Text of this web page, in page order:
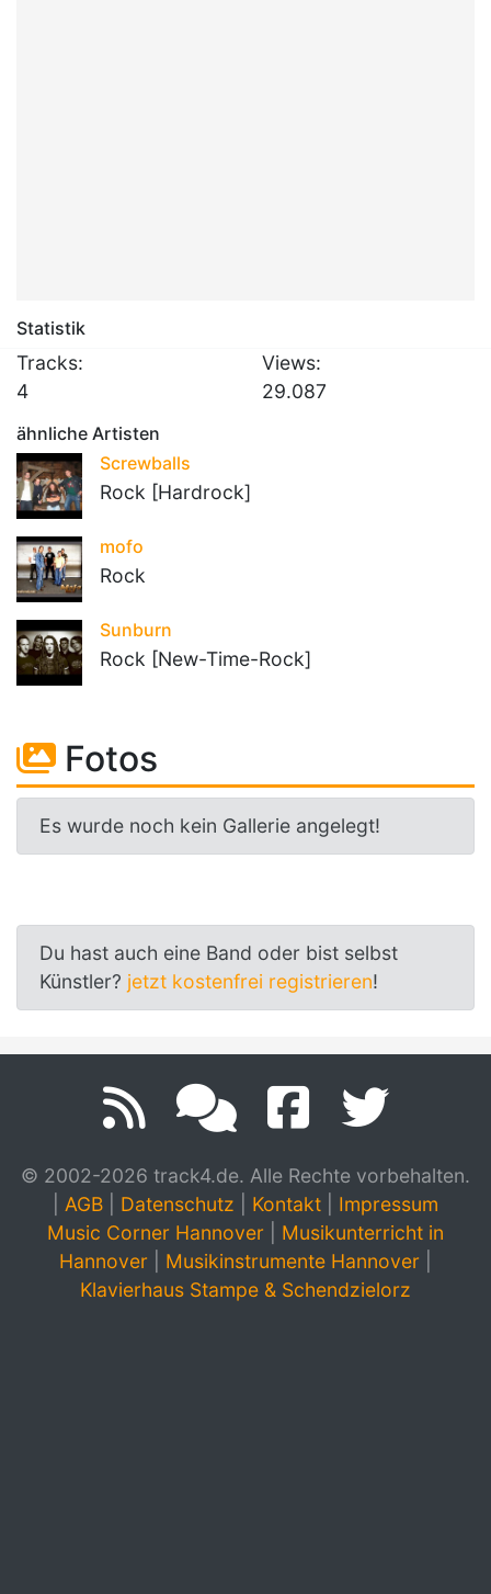
Statistik
Tracks:
4
Views:
29.087
ähnliche Artisten
Screwballs
Rock [Hardrock]
mofo
Rock
Sunburn
Rock [New-Time-Rock]
Fotos
Es wurde noch kein Gallerie angelegt!
Du hast auch eine Band oder bist selbst
Künstler? jetzt kostenfrei registrieren!
© 2002-2026 track4.de. Alle Rechte vorbehalten.
AGB Datenschutz Kontakt
Impressum
Music Corner Hannover
Musikunterricht in
Hannover
Musikinstrumente Hannover
Klavierhaus Stampe & Schendzielorz